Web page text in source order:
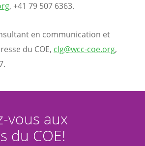
, +41 79 507 6363.
en communication et
du COE, clg@wcc-coe.org,
vous aux
du COE!